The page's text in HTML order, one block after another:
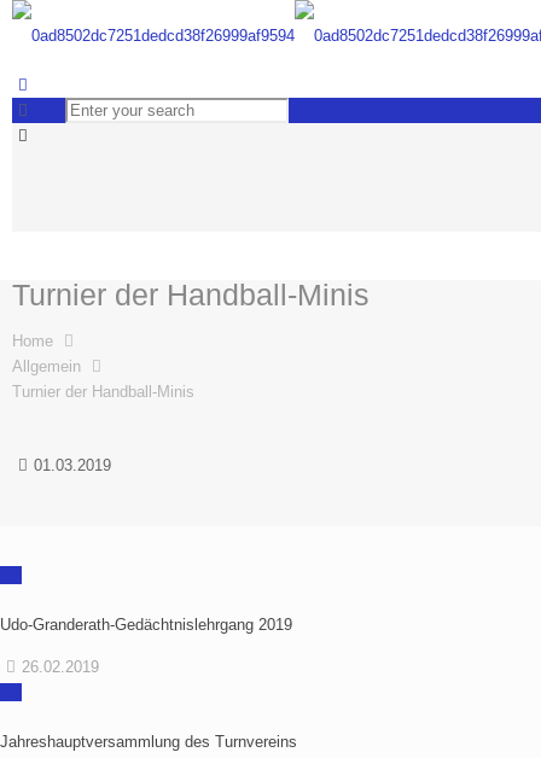
Turnier der Handball-Minis
Home
Allgemein
Turnier der Handball-Minis
01.03.2019
Udo-Granderath-Gedächtnislehrgang 2019
26.02.2019
Jahreshauptversammlung des Turnvereins